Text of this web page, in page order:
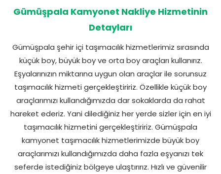
Gümüşpala Kamyonet Nakliye Hizmetinin
Detayları
Gümüşpala şehir içi taşımacılık hizmetlerimiz sırasında
küçük boy, büyük boy ve orta boy araçları kullanırız.
Eşyalarınızın miktarına uygun olan araçlar ile sorunsuz
taşımacılık hizmeti gerçekleştiririz. Özellikle küçük boy
araçlarımızı kullandığımızda dar sokaklarda da rahat
hareket ederiz. Yani dilediğiniz her yerde sizler için en iyi
taşımacılık hizmetini gerçekleştiririz. Gümüşpala
kamyonet taşımacılık hizmetlerimizde büyük boy
araçlarımızı kullandığımızda daha fazla eşyanızı tek
seferde istediğiniz bölgeye ulaştırırız. Hızlı ve güvenilir